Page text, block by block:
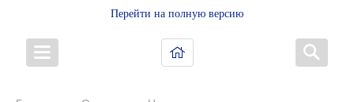
Перейти на полную версию